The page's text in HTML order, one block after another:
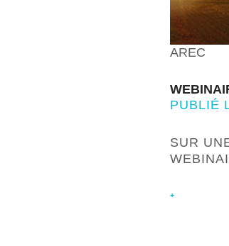
AREC
PUBLIÉ
SUR
+